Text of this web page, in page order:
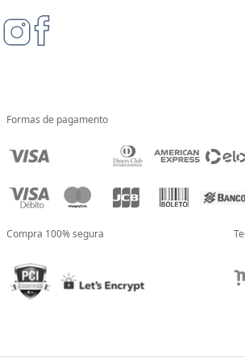
Formas de pagamento
Compra 100% segura